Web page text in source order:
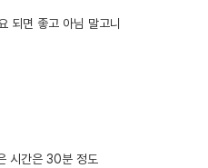
되면 좋고 아님 말고니
시간은 30분 정도